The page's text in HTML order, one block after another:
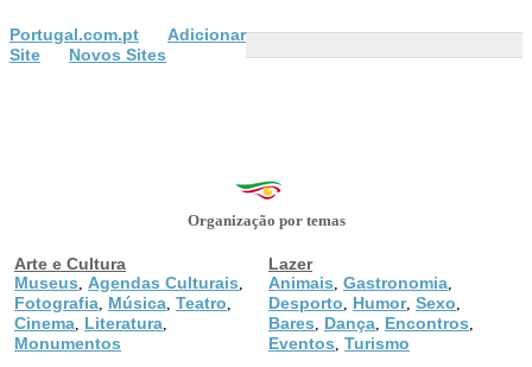
Portugal.com.pt
Adicionar
Site
Novos Sites
Organização por temas
Arte e Cultura
Museus
Agendas Culturais
Fotografia Música Teatro
Cinema Literatura
Monumentos
Lazer
Animais Gastronomia
Desporto Humor, Sexo
Bares Dança Encontros
Eventos Turismo